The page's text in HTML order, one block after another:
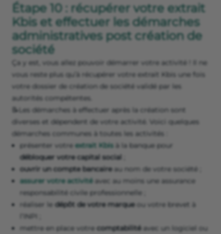
Étape 10 : récupérer votre extrait
Kbis et effectuer les démarches
administratives post création de
société
Ça y est, vous allez pouvoir démarrer votre activité ! Il ne
vous reste plus qu’à récupérer votre extrait Kbis une fois
votre dossier de création de société validé par les
autorités compétentes.
📝Les démarches à effectuer après la création sont
diverses et dépendent de votre activité. Voici quelques
démarches communes à toutes les activités :
présenter votre extrait Kbis à la banque pour
débloquer votre capital social
ouvrir un compte bancaireau nom de votre société ;
assurer votre activitéavec au moins une assurance
responsabilité civile professionnelle ;
réaliser le dépôt de votre marque ou votre brevet à
l’INPI ;
mettre en place votre comptabilité avec un logiciel ou